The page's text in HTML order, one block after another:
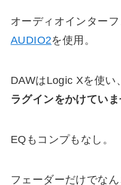
オーディオインター
AUDIO2を使用。
DAWはLogic Xを使い
ラグインをかけてい
EQもコンプもなし。
フェーダーだけでな